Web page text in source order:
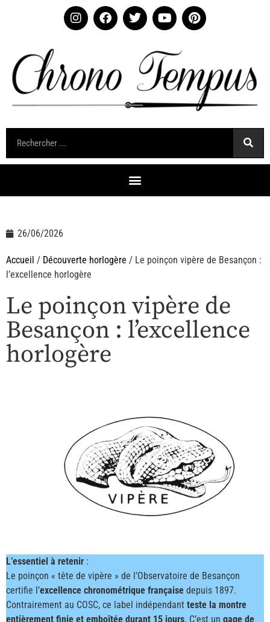
26/06/2026
Accueil / Découverte horlogère / Le poinçon vipère de Besançon :
l’excellence horlogère
Le poinçon vipère de
Besançon : l’excellence
horlogère
L’essentiel à retenir :
Le poinçon « tête de vipère » de l’Observatoire de Besançon
certifie l’excellence chronométrique française depuis 1897.
Contrairement au COSC, ce label indépendant teste la montre
entièrement finie et emboîtée durant 15 jours. C’est un gage de